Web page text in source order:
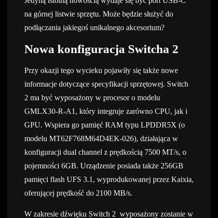
na górnej listwie sprzętu. Może będzie służyć do
podłączania jakiegoś unikalnego akcesorium?
Nowa konfiguracja Switcha 2
Przy okazji tego wycieku pojawiły się także nowe
informacje dotyczące specyfikacji sprzętowej. Switch
2 ma być wyposażony w procesor o modelu
GMLX30-R-A1, który integruje zarówno CPU, jak i
GPU. Wspiera go pamięć RAM typu LPDDR5X (o
modelu MT62F768M64D4EK-026), działająca w
konfiguracji dual channel z prędkością 7500 MT/s, o
pojemności 6GB. Urządzenie posiada także 256GB
pamięci flash UFS 3.1, wyprodukowanej przez Kaixia,
oferującej prędkość do 2100 MB/s.
W zakresie dźwięku Switch 2 wyposażony zostanie w